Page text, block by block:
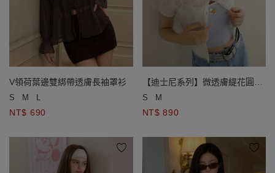
V領荷葉邊雙綁帶透膚長袖罩衫
S M L
NT$ 690
【迪士尼系列】微透膚緹花圓領
短袖短版排扣開襟針織衫
S M
NT$ 890